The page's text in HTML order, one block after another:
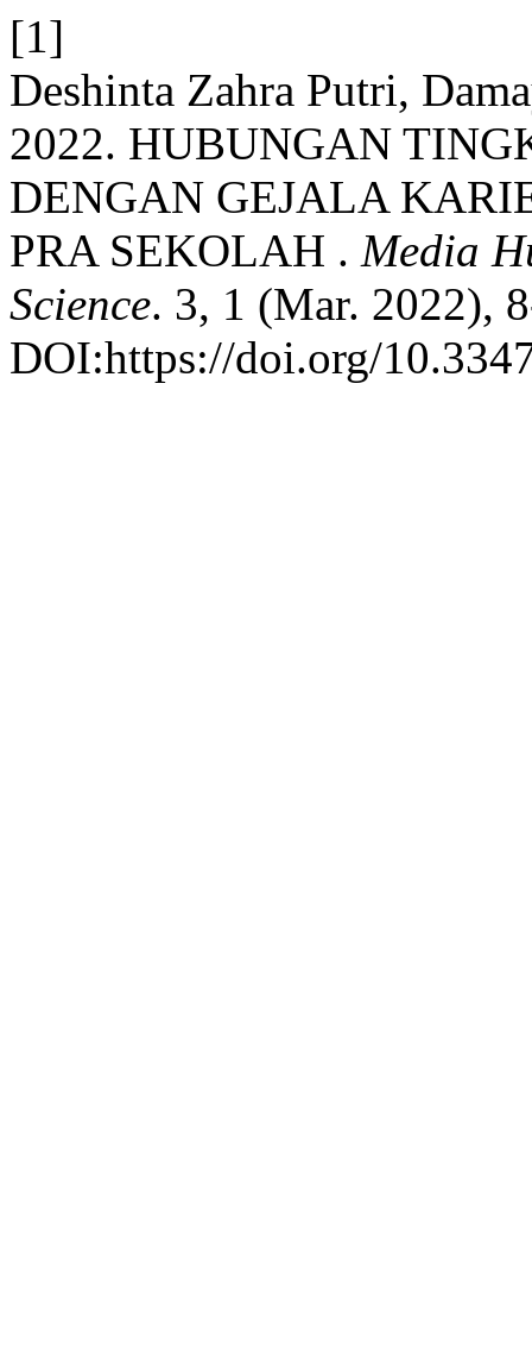
[1]
Deshinta Zahra Putri,
2022. HUBUNGAN
DENGAN GEJALA
PRA SEKOLAH . Media
Science. 3, 1 (Mar. 2022),
DOI:https://doi.org/